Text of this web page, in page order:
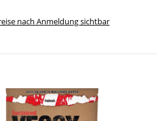
nach Anmeldung sichtbar